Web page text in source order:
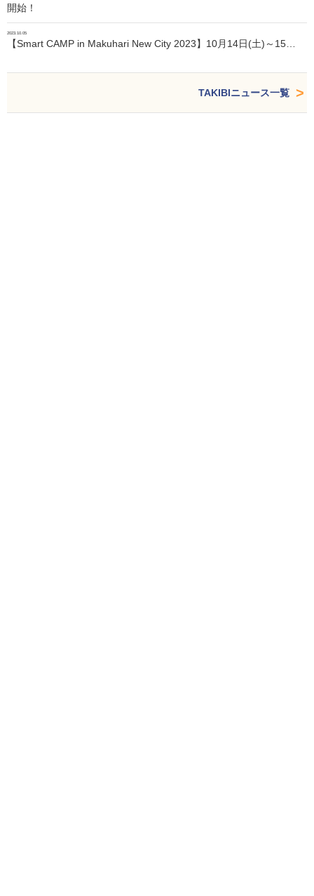
開始！
2023.10.05
【Smart CAMP in Makuhari New City 2023】10月14日(土)～15…
TAKIBIニュース一覧